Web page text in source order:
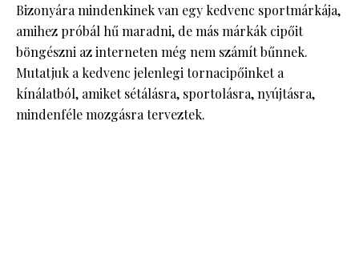
Bizonyára mindenkinek van egy kedvenc sportmárkája,
amihez próbál hű maradni, de más márkák cipőit
böngészni az interneten még nem számít bűnnek.
Mutatjuk a kedvenc jelenlegi tornacipőinket a
kínálatból, amiket sétálásra, sportolásra, nyújtásra,
mindenféle mozgásra terveztek.